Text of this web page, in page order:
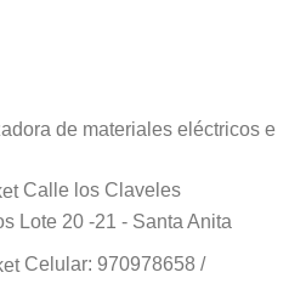
de materiales eléctricos e
Calle los Claveles
Lote 20 -21 - Santa Anita
Celular: 970978658 /